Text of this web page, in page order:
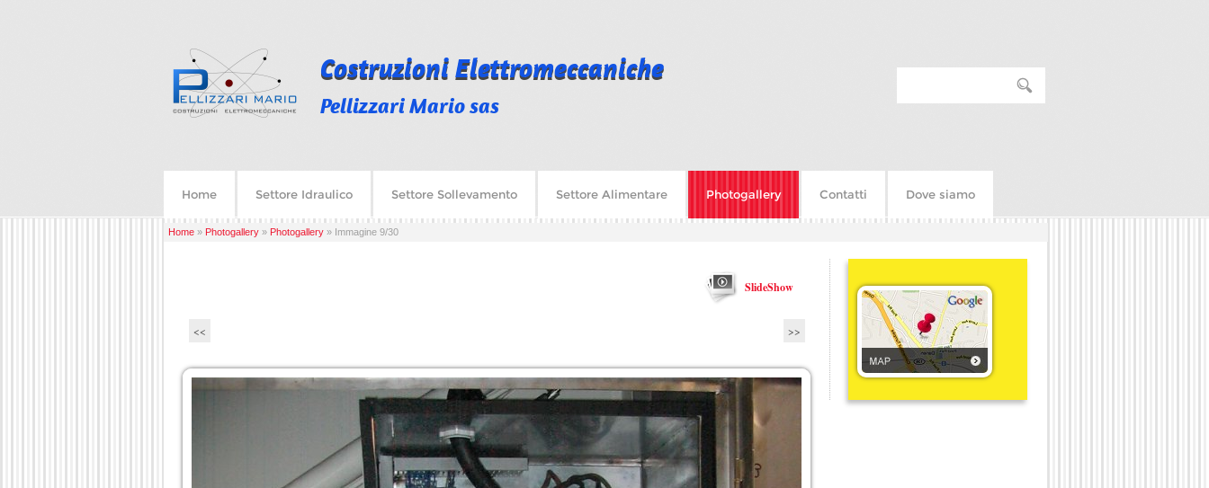
Costruzioni Elettromeccaniche
Pellizzari Mario sas
Home Settore Idraulico Settore Sollevamento Settore Alimentare Photogallery Contatti Dove siamo
Home » Photogallery » Photogallery » Immagine 9/30
SlideShow
<< >>